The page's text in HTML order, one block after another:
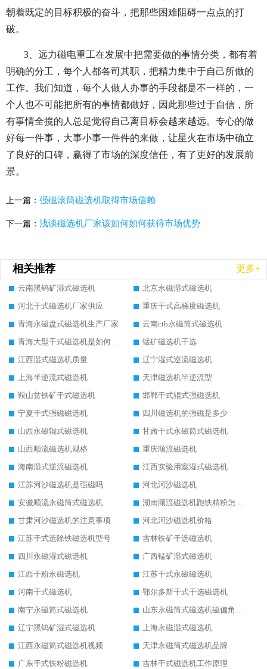
朝着既定的目标积极的奋斗，把那些困难阻碍一点点的打
破。
3、远力磁电重工在发展中把需要做的事情分类，都有着
明确的分工，每个人都各司其职，把精力集中于自己所做的
工作。我们知道，每个人做人办事的手段都是不一样的，一
个人也不可能把所有的事情都做好，因此那些过于自信，所
有事情全揽的人总是觉得自己离目标会越来越远。专心的做
好每一件事，大事小事一件件的来做，让星火在市场中确立
了良好的口碑，赢得了市场的深度信任，有了更好的发展前
景。
上一篇： 强磁滚筒磁选机取得市场信赖
下一篇： 浅谈磁选机厂家该如何如何获得市场优势
相关推荐 更多+
云南黑钨矿湿式磁选机
北京永磁湿式磁选机
河北干式磁选机厂家供应
重庆干式高梯度磁选机
青海永磁盘式磁选机生产厂家
云南ctb永磁筒式磁选机
青海大型干式磁选机是如何选矿的
锰矿磁选机干选
江西湿式磁选机质量
辽宁湿式逆流磁选机
上海半逆流式磁选机
天津磁选机半逆流型
鞍山贫铁矿干式磁选机
邯郸干式辊式强磁选机
宁夏干式强磁磁选机
四川磁选机的强磁是多少
山西永磁辊式磁选机
甘肃干式永磁筒式磁选机
山西顺流磁选机规格
重庆顺流磁选机
海南湿式逆流磁选机
江西实验用室湿式磁选机
江苏河沙磁选机是强磁吗
河北河沙磁选机
安徽顺流永磁筒式磁选机
湖南顺流磁选机跑铁精粉怎么处理
甘肃河沙磁选机的注意事项
河北河沙磁选机价格
江苏干式选除铁磁选机型号
吉林铁矿干选磁选机
四川永磁湿式磁选机
广西锰矿湿式磁选机
江西干粉永磁选机
江苏干式永磁磁选机
河南干式磁选机
鄂尔多斯干式干选磁选机
南宁永磁筒式磁选机
山东永磁筒式磁选机磁偏角怎么调整
辽宁黑钨矿湿式磁选机
上海永磁湿式磁选机
江西永磁筒式磁选机视频
天津永磁筒式磁选机品牌
广东干式铁粉磁选机
吉林干式磁选机工作原理